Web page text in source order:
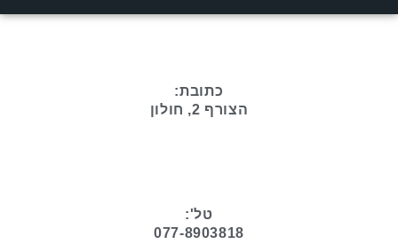
כתובת:
הצורף 2, חולון
טל':
077-8903818